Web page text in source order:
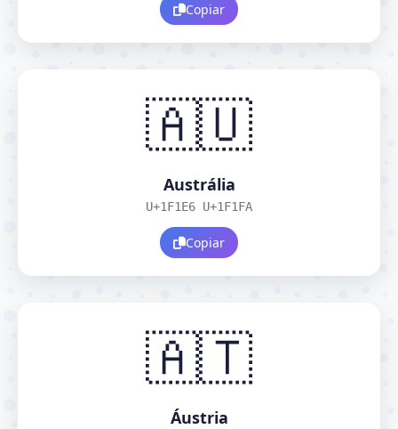
Copiar
🇦🇺
Austrália
U+1F1E6 U+1F1FA
Copiar
🇦🇹
Áustria